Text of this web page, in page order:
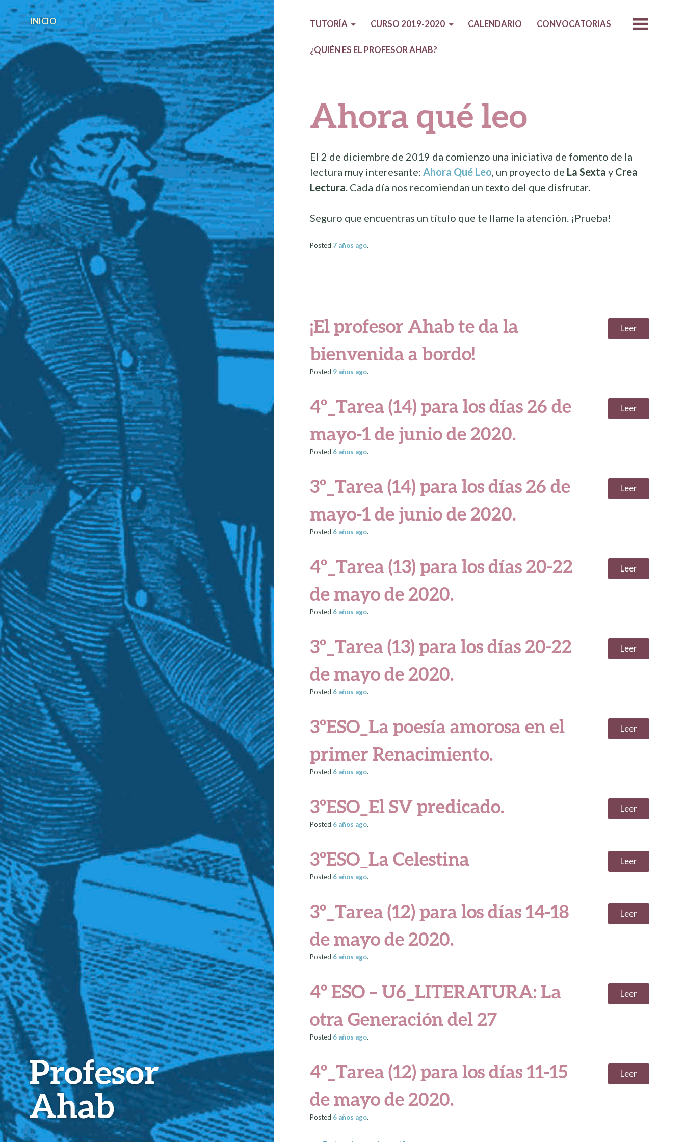
Profesor
Ahab
INICIO TUTORÍA CURSO 2019-2020 CALENDARIO CONVOCATORIAS
¿QUIÉN ES EL PROFESOR AHAB?
Ahora qué leo
El 2 de diciembre de 2019 da comienzo una iniciativa de fomento de la
lectura muy interesante: Ahora Qué Leo , un proyecto de La Sexta y Crea
Lectura . Cada día nos recomiendan un texto del que disfrutar.
Seguro que encuentras un título que te llame la atención. ¡Prueba!
Posted 7 años ago.
¡El profesor Ahab te da la
bienvenida a bordo!
Leer
Posted 9 años ago.
4º_Tarea (14) para los días 26 de
mayo-1 de junio de 2020.
Leer
Posted 6 años ago.
3º_Tarea (14) para los días 26 de
mayo-1 de junio de 2020.
Leer
Posted 6 años ago.
4º_Tarea (13) para los días 20-22
de mayo de 2020.
Leer
Posted 6 años ago.
3º_Tarea (13) para los días 20-22
de mayo de 2020.
Leer
Posted 6 años ago.
3ºESO_La poesía amorosa en el
primer Renacimiento.
Leer
Posted 6 años ago.
3ºESO_El SV predicado. Leer
Posted 6 años ago.
3ºESO_La Celestina Leer
Posted 6 años ago.
3º_Tarea (12) para los días 14-18
de mayo de 2020.
Leer
Posted 6 años ago.
4º ESO – U6_LITERATURA: La
otra Generación del 27
Leer
Posted 6 años ago.
4º_Tarea (12) para los días 11-15
de mayo de 2020.
Leer
Posted 6 años ago.